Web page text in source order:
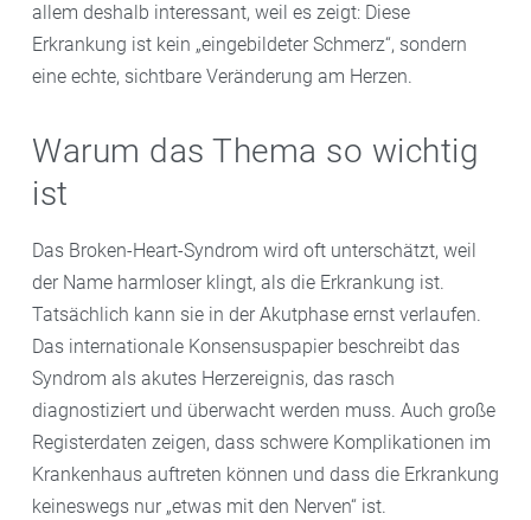
allem deshalb interessant, weil es zeigt: Diese
Erkrankung ist kein „eingebildeter Schmerz“, sondern
eine echte, sichtbare Veränderung am Herzen.
Warum das Thema so wichtig
ist
Das Broken-Heart-Syndrom wird oft unterschätzt, weil
der Name harmloser klingt, als die Erkrankung ist.
Tatsächlich kann sie in der Akutphase ernst verlaufen.
Das internationale Konsensuspapier beschreibt das
Syndrom als akutes Herzereignis, das rasch
diagnostiziert und überwacht werden muss. Auch große
Registerdaten zeigen, dass schwere Komplikationen im
Krankenhaus auftreten können und dass die Erkrankung
keineswegs nur „etwas mit den Nerven“ ist.